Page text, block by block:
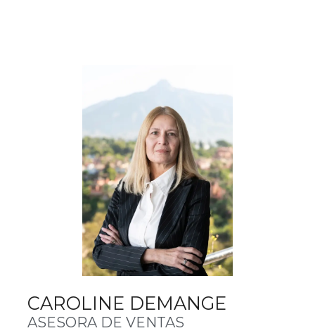
CAROLINE DEMANGE
ASESORA DE VENTAS